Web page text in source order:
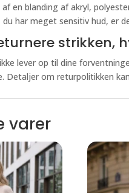
en blanding af akryl,
du har meget sensitiv hud, er
strikken,
lever op til dine
Detaljer om returpolitikken
varer